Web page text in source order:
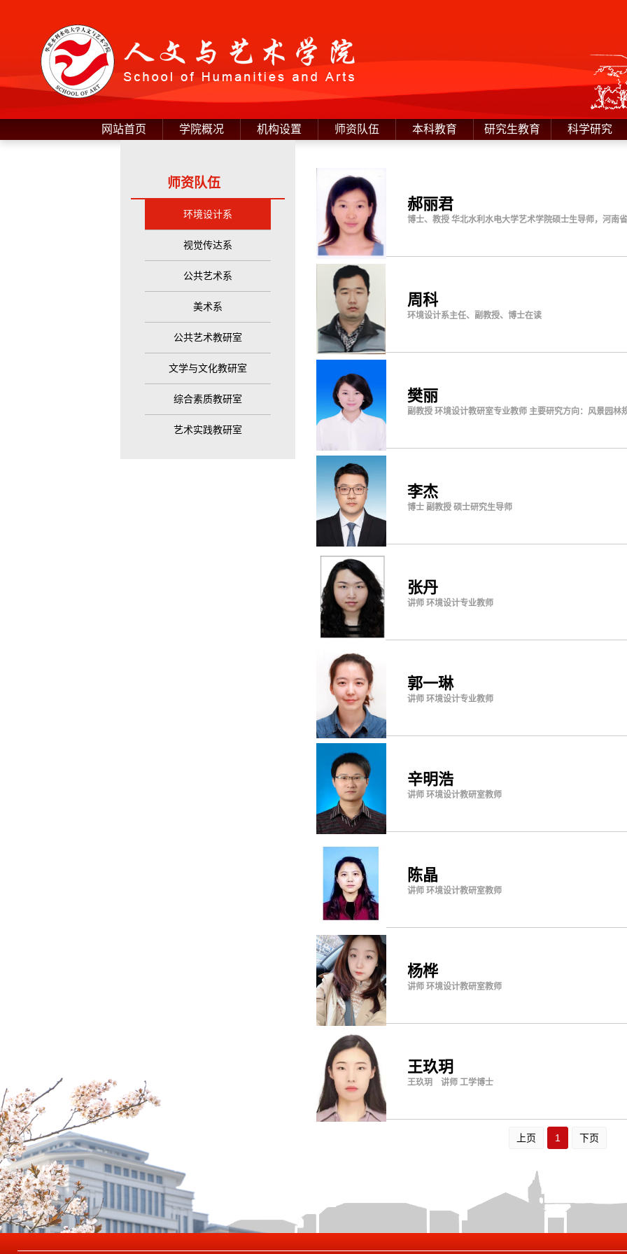
网站首页 学院概况 机构设置 师资队伍 本科教育 研究生教育 科学研究
师资队伍
环境设计系
视觉传达系
公共艺术系
美术系
公共艺术教研室
文学与文化教研室
综合素质教研室
艺术实践教研室
郝丽君
博士、教授 华北水利水电大学艺术学院硕士生导师，河南
周科
环境设计系主任、副教授、博士在读
樊丽
副教授 环境设计教研室专业教师 主要研究方向：风景园林
李杰
博士 副教授 硕士研究生导师
张丹
讲师 环境设计专业教师
郭一琳
讲师 环境设计专业教师
辛明浩
讲师 环境设计教研室教师
陈晶
讲师 环境设计教研室教师
杨桦
讲师 环境设计教研室教师
王玖玥
王玖玥 讲师 工学博士
上页 1 下页